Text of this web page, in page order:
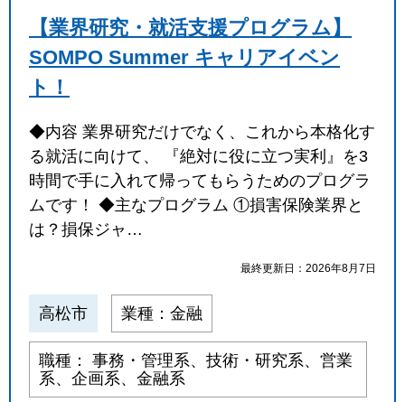
【業界研究・就活支援プログラム】
SOMPO Summer キャリアイベン
ト！
◆内容 業界研究だけでなく、これから本格化す
る就活に向けて、 『絶対に役に立つ実利』を3
時間で手に入れて帰ってもらうためのプログラ
ムです！ ◆主なプログラム ①損害保険業界と
は？損保ジャ…
最終更新日：2026年8月7日
高松市 業種：金融
職種： 事務・管理系、技術・研究系、営業
系、企画系、金融系